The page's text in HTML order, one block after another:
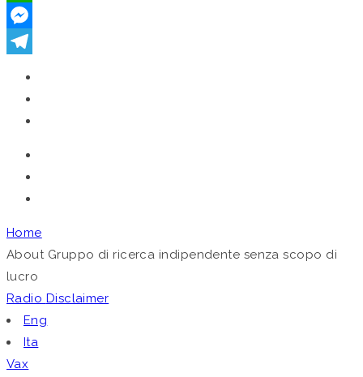
WhatsApp
Messenger
Home
About Gruppo di ricerca indipendente senza scopo di
lucro
Radio Disclaimer
Eng
Ita
Vax